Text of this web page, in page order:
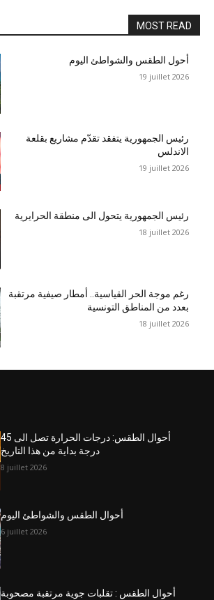
MOST READ
أحول الطقس والشواطئ اليوم
19 juillet 2026
رئيس الجمهورية يتفقد تقدّم مشاريع بقلعة
الاندلس
19 juillet 2026
رئيس الجمهورية يتحول الى منطقة الحرايرية
18 juillet 2026
رغم موجة الحر القياسية.. أمطار صيفية مرتقبة
بعدد من المناطق التونسية
18 juillet 2026
أحوال الطقس: درجات الحرارة تصل الى 45
درجة بداية من هذا التاريخ
8 juillet 2026
أحوال الطقس والشواطئ اليوم
6 juillet 2026
أحوال الطقس : تقلبات جوية مرتقبة مصحوبة